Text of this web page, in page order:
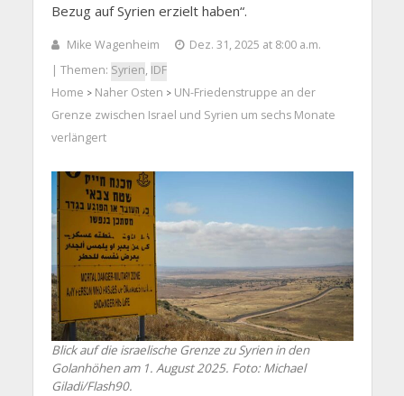
Bezug auf Syrien erzielt haben“.
Mike Wagenheim
Dez. 31, 2025 at 8:00 a.m.
| Themen: Syrien, IDF
Home > Naher Osten > UN-Friedenstruppe an der
Grenze zwischen Israel und Syrien um sechs Monate
verlängert
Blick auf die israelische Grenze zu Syrien in den
Golanhöhen am 1. August 2025. Foto: Michael
Giladi/Flash90.